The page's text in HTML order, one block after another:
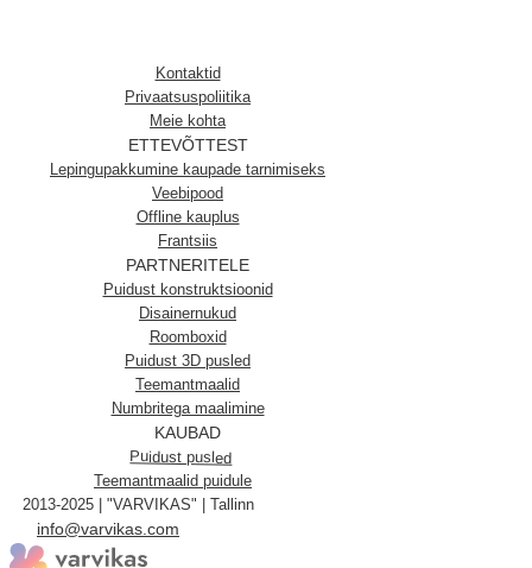
Kontaktid
Privaatsuspoliitika
Meie kohta
ETTEVÕTTEST
Lepingupakkumine kaupade tarnimiseks
Veebipood
Offline kauplus
Frantsiis
PARTNERITELE
Puidust konstruktsioonid
Disainernukud
Roomboxid
Puidust 3D pusled
Teemantmaalid
Numbritega maalimine
KAUBAD
Puidust pusled
Teemantmaalid puidule
2013-2025 | "VARVIKAS" | Tallinn
info@varvikas.com